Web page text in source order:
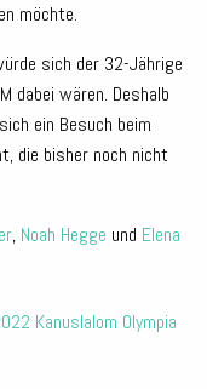
möchte.
sich der 32-Jährige
dabei wären. Deshalb
ein Besuch beim
die bisher noch nicht
, Noah Hegge und Elena
Kanuslalom Olympia